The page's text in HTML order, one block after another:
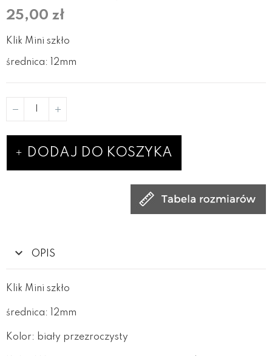
25,00 zł
Klik Mini szkło
średnica: 12mm
DODAJ DO KOSZYKA
OPIS
Klik Mini szkło
średnica: 12mm
Kolor: biały przezroczysty